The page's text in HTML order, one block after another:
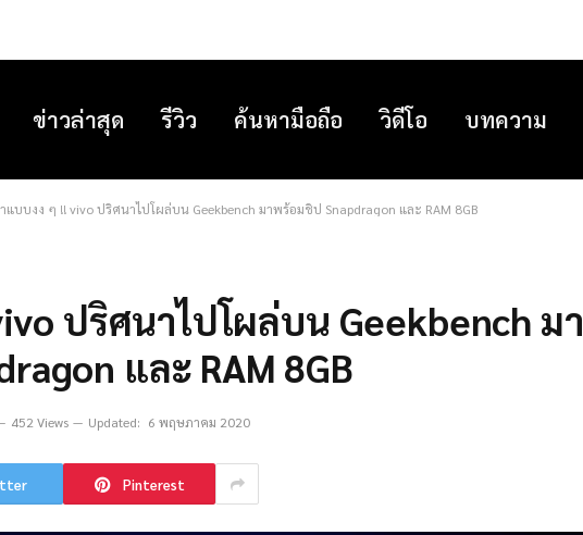
ข่าวล่าสุด รีวิว ค้นหามือถือ วิดีโอ บทความ
แบบงง ๆ !! vivo ปริศนาไปโผล่บน Geekbench มาพร้อมชิป Snapdragon และ RAM 8GB
ปริศนาไปโผล่บน Geekbench มา
และ RAM 8GB
452 Views Updated: 6 พฤษภาคม 2020
Pinterest